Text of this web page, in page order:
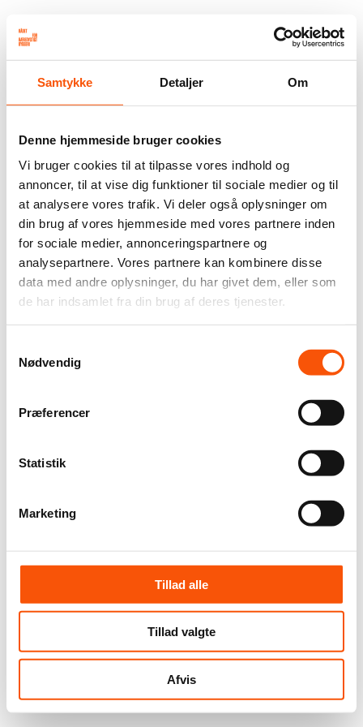
Samtykke Detaljer Om
Denne hjemmeside bruger cookies
Vi bruger cookies til at tilpasse vores indhold og
annoncer, til at vise dig funktioner til sociale medier og til
at analysere vores trafik. Vi deler også oplysninger om
din brug af vores hjemmeside med vores partnere inden
for sociale medier, annonceringspartnere og
analysepartnere. Vores partnere kan kombinere disse
data med andre oplysninger, du har givet dem, eller som
de har indsamlet fra din brug af deres tjenester.
Nødvendig
Præferencer
Statistik
Marketing
Tillad alle
Tillad valgte
Afvis